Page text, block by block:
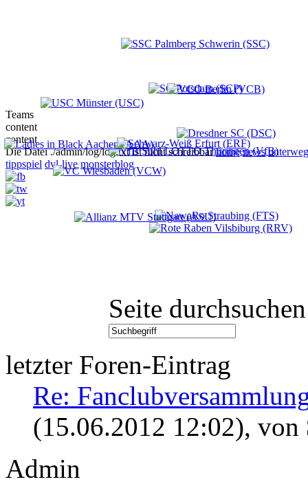
Teams
content
content
Die Datei ./admin/log/log.txt ist nicht schreibbarhome news
tippspiel dvl-live monsterblog
Seite durchsuchen
letzter Foren-Eintrag
Re:
(15.06.2012 12:02), von
Admin